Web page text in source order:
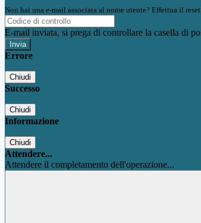
Non hai una e-mail associata al nome utente? Effettua il
E-mail inviata, si prega di controllare la casella di
Errore
Chiudi
Successo
Chiudi
Informazione
Chiudi
Attendere...
Attendere il completamento dell'operazione...